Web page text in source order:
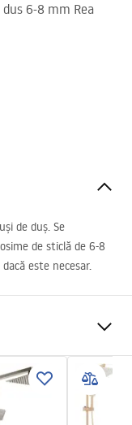
6-8 mm Rea
de duș. Se
de sticlă de 6-8
este necesar.
- se potrivește
și cabinelor de